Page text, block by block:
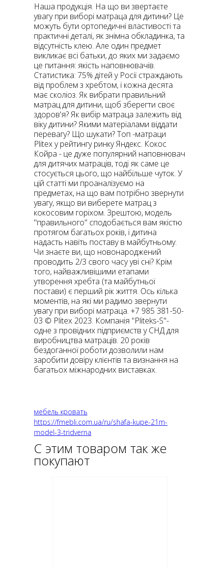
Наша продукція. На що ви звертаєте
увагу при виборі матраца для дитини? Це
можуть бути ортопедичні властивості та
практичні деталі, як знімна обкладинка, та
відсутність клею. Але один предмет
викликає всі батьки, до яких ми задаємо
це питання: якість наповнювачів.
Статистика: 75% дітей у Росії страждають
від проблем з хребтом, і кожна десята
має сколіоз. Як вибрати правильний
матрац для дитини, щоб зберегти своє
здоров'я? Як вибір матраца залежить від
віку дитини? Якими матеріалами віддати
перевагу? Що шукати? Топ -матраци
Plitex у рейтингу ринку Яндекс. Кокос
Койра - це дуже популярний наповнювач
для дитячих матраців, тоді як саме це
стосується цього, що найбільше чуток. У
цій статті ми проаналізуємо на
предметах, на що вам потрібно звернути
увагу, якщо ви виберете матрац з
кокосовим горіхом. Зрештою, модель
"правильного" сподобається вам якістю
протягом багатьох років, і дитина
надасть навіть поставу в майбутньому.
Чи знаєте ви, що новонароджений
проводить 2/3 свого часу уві сні? Крім
того, найважливішими етапами
утворення хребта (та майбутньої
постави) є перший рік життя. Ось кілька
моментів, на які ми радимо звернути
увагу при виборі матраца. +7 985 381-50-
03 © Plitex 2023. Компанія "Pliteks-S"-
одне з провідних підприємств у СНД для
виробництва матраців. 20 років
бездоганної роботи дозволили нам
заробити довіру клієнтів та визнання на
багатьох міжнародних виставках.
мебель кровать
https://fmebli.com.ua/ru/shafa-kupe-21m-
model-3-tridverna
С этим товаром так же
покупают